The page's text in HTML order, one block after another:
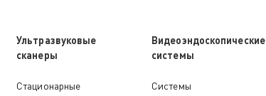
Ультразвуковые
сканеры
Стационарные
Видеоэндоскопические
системы
Системы